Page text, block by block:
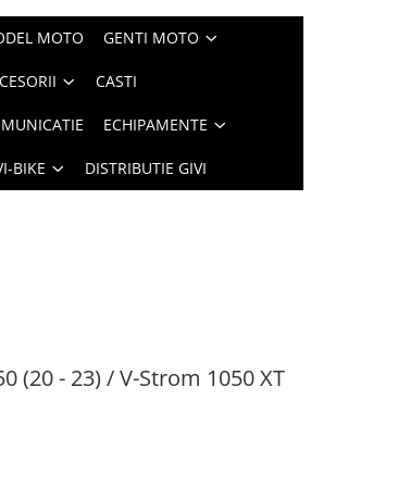
MOTO GENTI MOTO
CASTI
ECHIPAMENTE
BIKE DISTRIBUTIE GIVI
(20 - 23) / V-Strom 1050 XT